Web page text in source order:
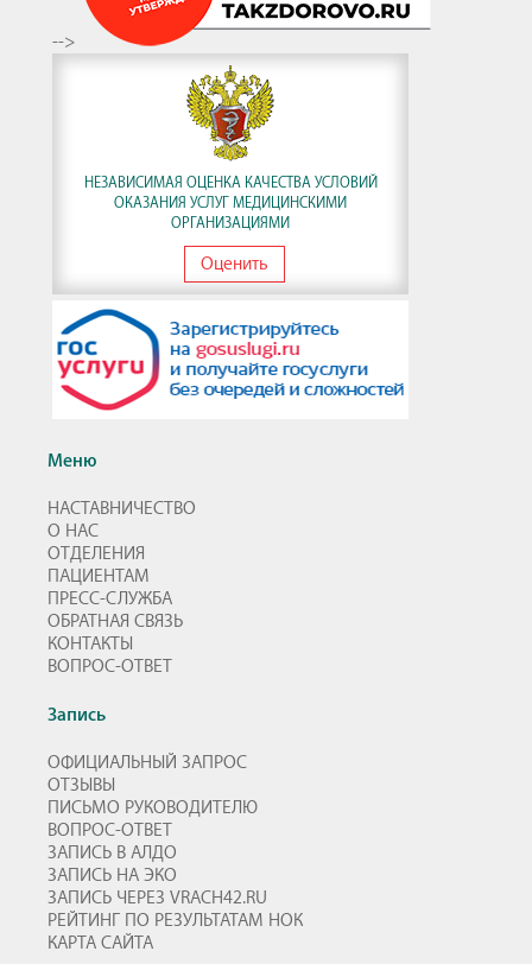
-->
НЕЗАВИСИМАЯ ОЦЕНКА КАЧЕСТВА УСЛОВИЙ
ОКАЗАНИЯ УСЛУГ МЕДИЦИНСКИМИ
ОРГАНИЗАЦИЯМИ
Оценить
Меню
НАСТАВНИЧЕСТВО
О НАС
ОТДЕЛЕНИЯ
ПАЦИЕНТАМ
ПРЕСС-СЛУЖБА
ОБРАТНАЯ СВЯЗЬ
КОНТАКТЫ
ВОПРОС-ОТВЕТ
Запись
ОФИЦИАЛЬНЫЙ ЗАПРОС
ОТЗЫВЫ
ПИСЬМО РУКОВОДИТЕЛЮ
ВОПРОС-ОТВЕТ
ЗАПИСЬ В АЛДО
ЗАПИСЬ НА ЭКО
ЗАПИСЬ ЧЕРЕЗ VRACH42.RU
РЕЙТИНГ ПО РЕЗУЛЬТАТАМ НОК
КАРТА САЙТА